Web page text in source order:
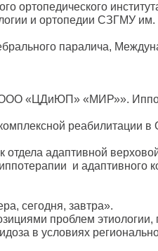
ортопедического
и ортопедии СЗГМУ
паралича,
ООО «ЦДиЮП» «МИР»».
реабилитации
отдела адаптивной
и адаптивного
сегодня, завтра».
проблем этиологии,
в условиях